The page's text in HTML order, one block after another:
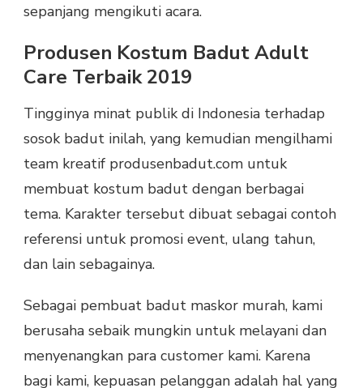
sepanjang mengikuti acara.
Produsen Kostum Badut Adult
Care Terbaik 2019
Tingginya minat publik di Indonesia terhadap
sosok badut inilah, yang kemudian mengilhami
team kreatif produsenbadut.com untuk
membuat kostum badut dengan berbagai
tema. Karakter tersebut dibuat sebagai contoh
referensi untuk promosi event, ulang tahun,
dan lain sebagainya.
Sebagai pembuat badut maskor murah, kami
berusaha sebaik mungkin untuk melayani dan
menyenangkan para customer kami. Karena
bagi kami, kepuasan pelanggan adalah hal yang